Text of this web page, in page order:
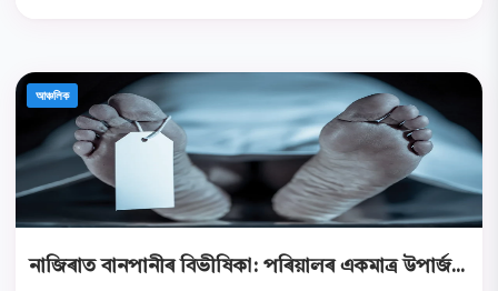
আঞ্চলিক
নাজিৰাত বানপানীৰ বিভীষিকা: পৰিয়ালৰ একমাত্ৰ উপাৰ্জ...